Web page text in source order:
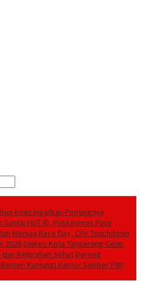
Intan Ingatkan Pentingnya
Santai HUT RI, Puskesmas Pasir
Menuju Race Day, City Touchdown
2026Dinkes Kota Tangerang Gelar
Kelurahan SehatDorong
Kunjungi Kantor Sekber PWI